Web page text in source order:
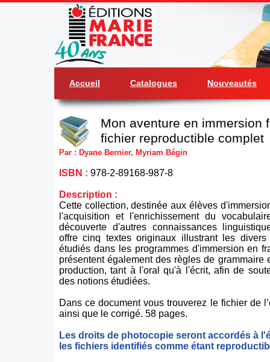
Accueil Catalogues Nouveautés
Mon aventure en immersion
fichier reproductible complet
Par : Dyane Bernier, Myriam Bégin
ISBN : 978-2-89168-987-8
Description :
Cette collection, destinée aux élèves
l'acquisition et l'enrichissement du
découverte d'autres connaissances
offre cinq textes originaux illustrant les
étudiés dans les programmes d'immersion en
présentent également des règles de grammaire
production, tant à l'oral qu'à l'écrit, afin de
des notions étudiées.
Dans ce document vous trouverez le fichier de
ainsi que le corrigé. 58 pages.
Les droits de photocopie seront accordés à
les fichiers identifiés comme étant